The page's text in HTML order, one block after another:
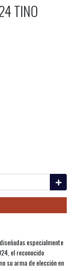
TINO
especialmente
el reconocido
su arma de elección en